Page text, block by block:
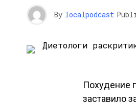
By localpodcast
Похудение
заставило